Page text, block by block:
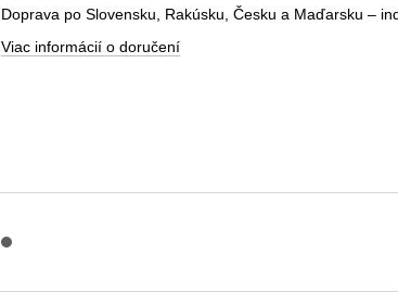
Doprava po Slovensku, Rakúsku, Česku a Maďarsku –
Viac informácií o doručení